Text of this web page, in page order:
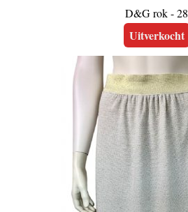
D&G rok - 28
Uitverkocht